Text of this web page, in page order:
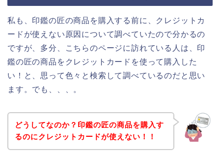
私も、印鑑の匠の商品を購入する前に、クレジットカ
ードが使えない原因について調べていたので分かるの
ですが、多分、こちらのページに訪れている人は、印
鑑の匠の商品をクレジットカードを使って購入した
い！と、思って色々と検索して調べているのだと思い
ます。でも、、、。
どうしてなのか？印鑑の匠の商品を購入す
るのにクレジットカードが使えない！！